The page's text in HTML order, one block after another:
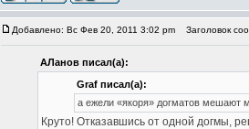
Добавлено: Вс Фев 20, 2011 3:02 pm Заголовок
АЛанов писал(а):
Graf писал(а):
а ежели «якоря» догматов мешают
Круто! Отказавшись от одной догмы,